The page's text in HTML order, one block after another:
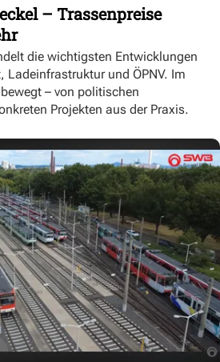
– Trassenpreise
die wichtigsten Entwicklungen
und ÖPNV. Im
– von politischen
Projekten aus der Praxis.